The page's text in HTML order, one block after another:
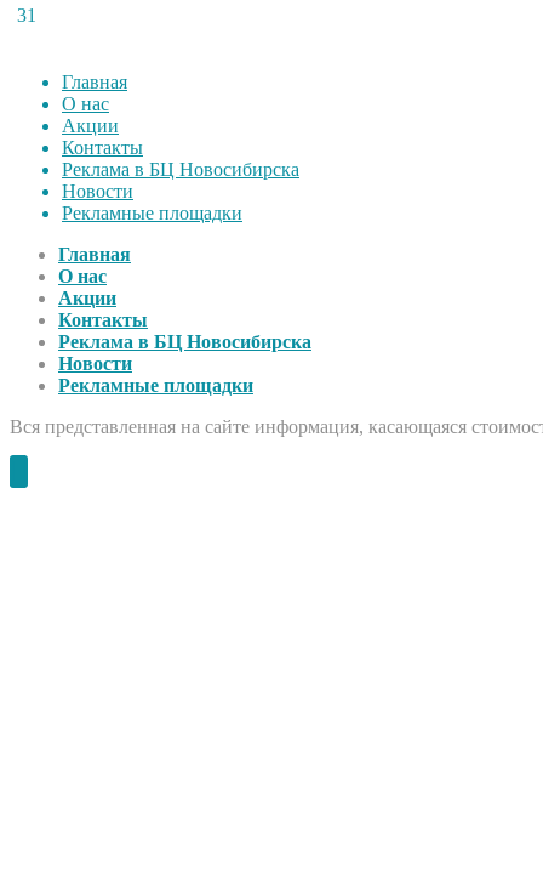
31
Главная
О нас
Акции
Контакты
Реклама в БЦ Новосибирска
Новости
Рекламные площадки
Главная
О нас
Акции
Контакты
Реклама в БЦ Новосибирска
Новости
Рекламные площадки
Вся представленная на сайте информация, касающаяся